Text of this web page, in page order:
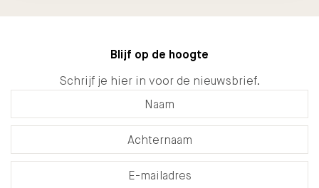
Blijf op de hoogte
Schrijf je hier in voor de nieuwsbrief.